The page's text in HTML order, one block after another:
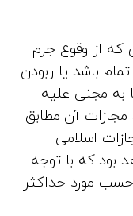
از وقوع جرم
است) کمتر از ۱۵ سال تمام باشد یا ربودن
به مجنی علیه
آن مطابق
اجازه مجازات اسلامی
بود که با توجه
مورد حداکثر